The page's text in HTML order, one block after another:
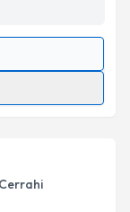
Aydınlatma
belirtilen